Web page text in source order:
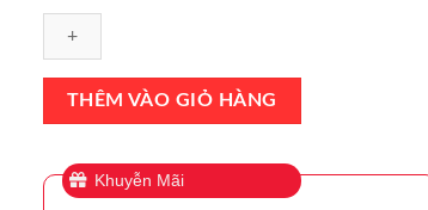
Elizabeth
Arden
EDP
Chính
THÊM VÀO GIỎ HÀNG
Khuyễn Mãi